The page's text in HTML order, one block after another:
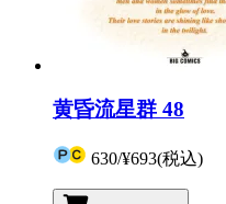
黄昏流星群 48
630/¥693(税込)